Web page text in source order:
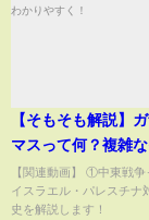
【そもそも解説】
マスって何？複雑
ル・パレスチナの
やすく！
【関連動画】 ①中東戦
イスラエル・パレスチナ
史を解説します！